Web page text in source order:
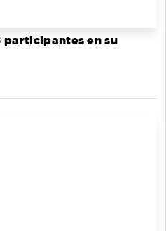
participantes en su